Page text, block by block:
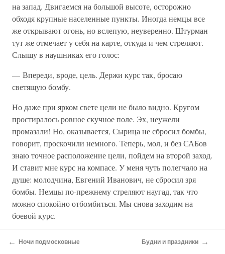
на запад. Двигаемся на большой высоте, осторожно
обходя крупные населенные пункты. Иногда немцы все
же открывают огонь, но вслепую, неуверенно. Штурман
тут же отмечает у себя на карте, откуда и чем стреляют.
Слышу в наушниках его голос:
— Впереди, вроде, цель. Держи курс так, бросаю
светящую бомбу.
Но даже при ярком свете цели не было видно. Кругом
простиралось ровное скучное поле. Эх, неужели
промазали! Но, оказывается, Сырица не сбросил бомбы,
говорит, проскочили немного. Теперь, мол, и без САБов
знаю точное расположение цели, пойдем на второй заход.
И ставит мне курс на компасе. У меня чуть полегчало на
душе: молодчина, Евгений Иванович, не сбросил зря
бомбы. Немцы по-прежнему стреляют наугад, так что
можно спокойно отбомбиться. Мы снова заходим на
боевой курс.
← Ночи подмосковные Будни и праздники →